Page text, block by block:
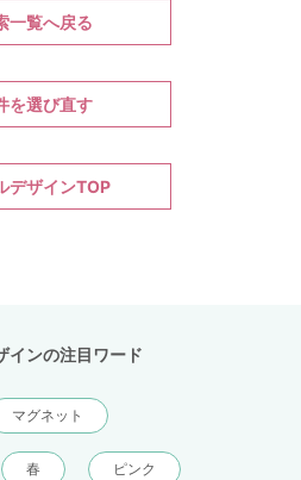
一覧へ戻る
を選び直す
デザインTOP
インの注目ワード
マグネット
春 ピンク